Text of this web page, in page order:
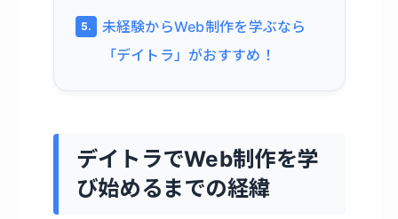
未経験からWeb制作を学ぶなら
「デイトラ」がおすすめ！
デイトラでWeb制作を学
び始めるまでの経緯